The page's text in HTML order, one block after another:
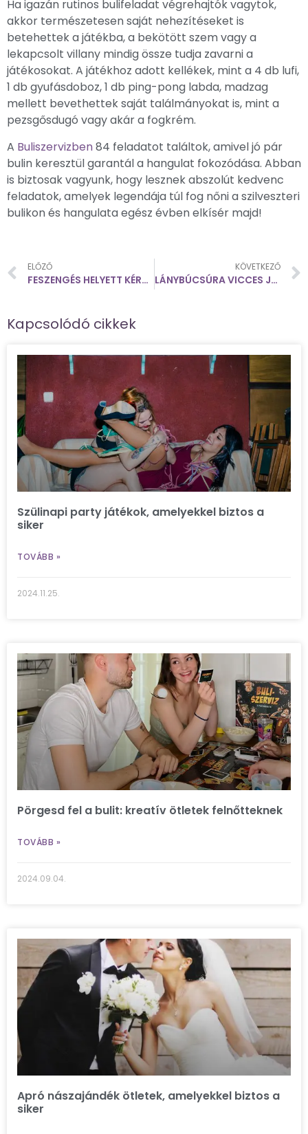
Ha igazán rutinos bulifeladat végrehajtók vagytok,
akkor természetesen saját nehezítéseket is
betehettek a játékba, a bekötött szem vagy a
lekapcsolt villany mindig össze tudja zavarni a
játékosokat. A játékhoz adott kellékek, mint a 4 db lufi,
1 db gyufásdoboz, 1 db ping-pong labda, madzag
mellett bevethettek saját találmányokat is, mint a
pezsgősdugó vagy akár a fogkrém.
A Buliszervizben84 feladatot találtok, amivel jó pár
bulin keresztül garantál a hangulat fokozódása. Abban
is biztosak vagyunk, hogy lesznek abszolút kedvenc
feladatok, amelyek legendája túl fog nőni a szilveszteri
bulikon és hangulata egész évben elkísér majd!
ELŐZŐ
FESZENGÉS HELYETT KÉRDÉSEK HOGY MEGISMERD A MÁSIKAT
KÖVETKEZŐ
LÁNYBÚCSÚRA VICCES JÁTÉK
Kapcsolódó cikkek
Szülinapi party játékok, amelyekkel biztos a
siker
TOVÁBB »
2024.11.25.
Pörgesd fel a bulit: kreatív ötletek felnőtteknek
TOVÁBB »
2024.09.04.
Apró nászajándék ötletek, amelyekkel biztos a
siker